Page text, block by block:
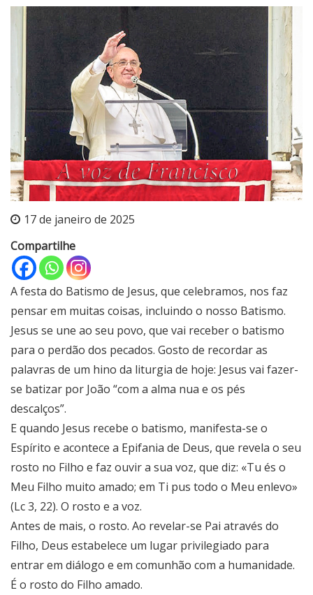
17 de janeiro de 2025
Compartilhe
A festa do Batismo de Jesus, que celebramos, nos faz
pensar em muitas coisas, incluindo o nosso Batismo.
Jesus se une ao seu povo, que vai receber o batismo
para o perdão dos pecados. Gosto de recordar as
palavras de um hino da liturgia de hoje: Jesus vai fazer-
se batizar por João “com a alma nua e os pés
descalços”.
E quando Jesus recebe o batismo, manifesta-se o
Espírito e acontece a Epifania de Deus, que revela o seu
rosto no Filho e faz ouvir a sua voz, que diz: «Tu és o
Meu Filho muito amado; em Ti pus todo o Meu enlevo»
(Lc 3, 22). O rosto e a voz.
Antes de mais, o rosto. Ao revelar-se Pai através do
Filho, Deus estabelece um lugar privilegiado para
entrar em diálogo e em comunhão com a humanidade.
É o rosto do Filho amado.